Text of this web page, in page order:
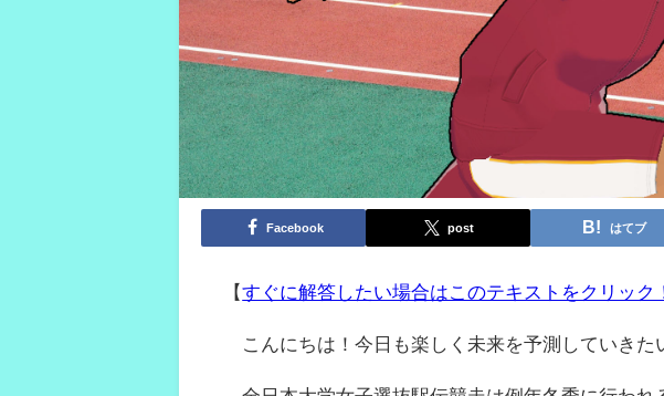
Facebook post はてブ
【すぐに解答したい場合はこのテキストをクリック
こんにちは！今日も楽しく未来を予測していきた